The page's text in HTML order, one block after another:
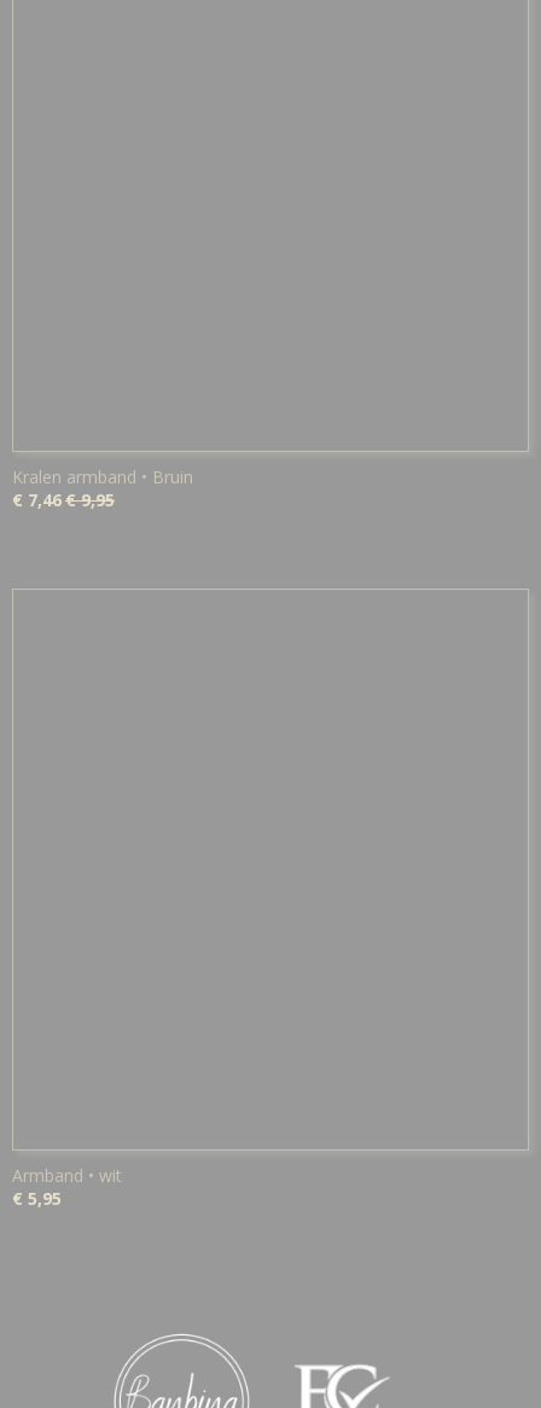
Kralen armband • Bruin
€ 7,46€ 9,95
Armband • wit
€ 5,95